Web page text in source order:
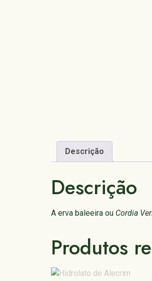
Descrição
Descrição
A erva baleeira ou Cordia
Produtos